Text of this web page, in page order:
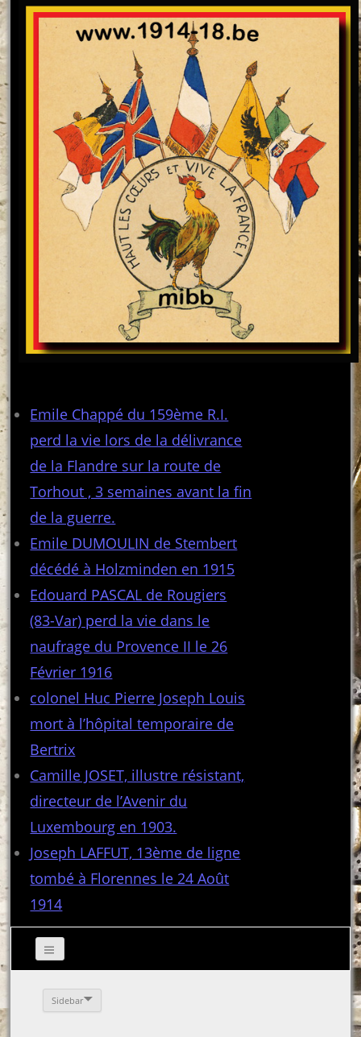
Emile Chappé du 159ème R.I.
perd la vie lors de la délivrance
de la Flandre sur la route de
Torhout , 3 semaines avant la fin
de la guerre.
Emile DUMOULIN de Stembert
décédé à Holzminden en 1915
Edouard PASCAL de Rougiers
(83-Var) perd la vie dans le
naufrage du Provence II le 26
Février 1916
colonel Huc Pierre Joseph Louis
mort à l’hôpital temporaire de
Bertrix
Camille JOSET, illustre résistant,
directeur de l’Avenir du
Luxembourg en 1903.
Joseph LAFFUT, 13ème de ligne
tombé à Florennes le 24 Août
1914
Sidebar